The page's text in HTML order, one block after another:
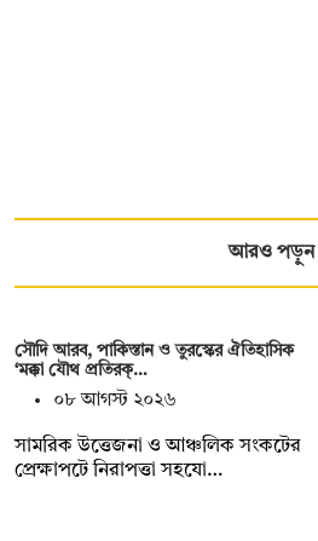
আরও পড়ুন
সৌদি আরব, পাকিস্তান ও তুরস্কের ঐতিহাসিক
‘মক্কা যৌথ প্রতিরক্…
০৮ আগস্ট ২০২৬
সামরিক উত্তেজনা ও আঞ্চলিক সংকটের
প্রেক্ষাপটে নিরাপত্তা সহযো…